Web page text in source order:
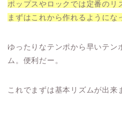
ポップスやロックでは定番のリ
まずはこれから作れるようにな
ゆったりなテンポから早いテン
ム。便利だー。
これでまずは基本リズムが出来